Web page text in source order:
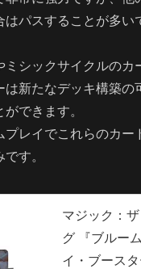
パスすることが多い
ミシックサイクルのカ
は新たなデッキ構築の
できます。
プレイでこれらのカー
す。
マジック：
グ 『ブルー
イ・ブース